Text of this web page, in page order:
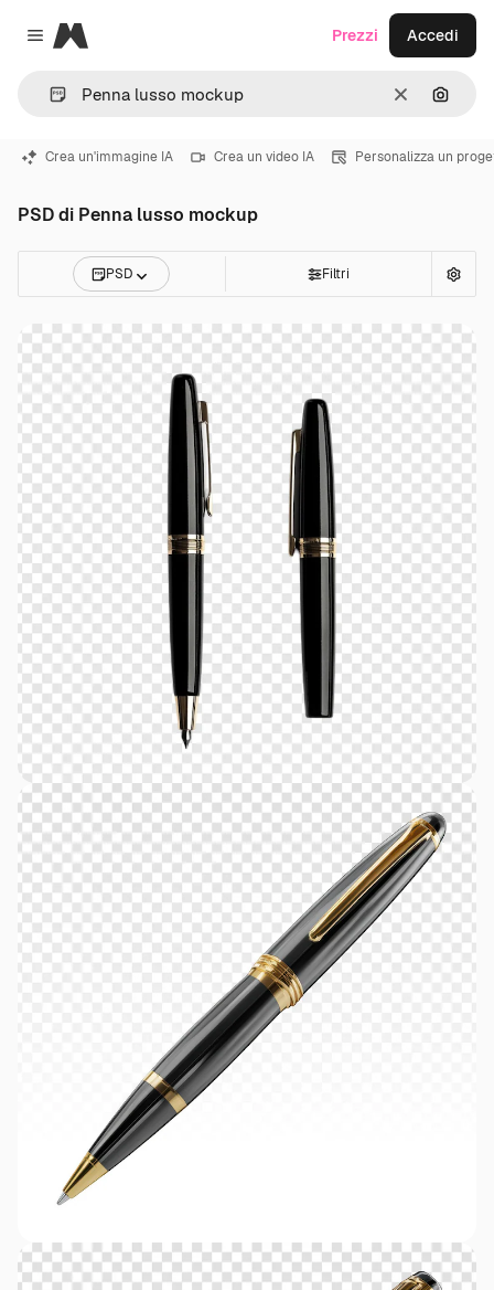
Close menu
Magnific
CancellaCerca
Prezzi Accedi
Crea un'immagine IA Crea un video IA Personalizza un
PSD di Penna lusso mockup
PSD Filtri